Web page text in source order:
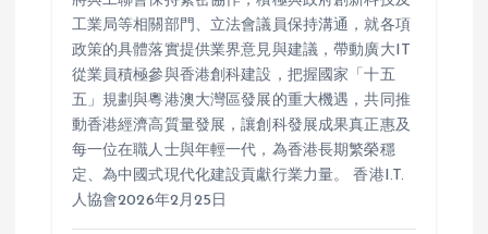
工業局等相關部門、立法會議員保持溝通，就各項
政策的具體落實提供業界意見與建議，帶動廣大IT
從業員積極參與香港創科建設，把握國家「十五
五」規劃與粵港澳大灣區發展的重大機遇，共同推
動香港經濟高質量發展，讓創科發展成果真正惠及
每一位在職人士與年輕一代，為香港長期繁榮穩
定、為中國式現代化建設貢獻行業力量。 香港I.T.
人協會2026年2月25日